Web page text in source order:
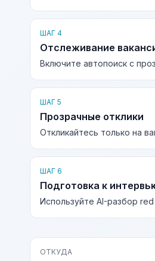
ШАГ 4
Отслеживание
Включите автопоиск с
ШАГ 5
Прозрачные отклики
Откликайтесь только на
ШАГ 6
Подготовка к
Используйте AI-разбор
ОТКУДА